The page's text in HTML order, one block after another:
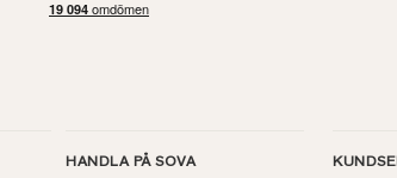
HANDLA PÅ SOVA